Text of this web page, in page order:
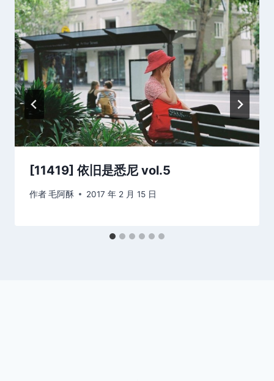
[11419] 依旧是悉尼 vol.5
作者毛阿酥 2017 年 2 月 15 日